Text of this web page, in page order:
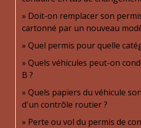
Doit-on remplacer son
cartonné par un nouveau
Quel permis pour quelle
Quels véhicules peut-on
B ?
Quels papiers du véhicule
d'un contrôle routier ?
Perte ou vol du permis de